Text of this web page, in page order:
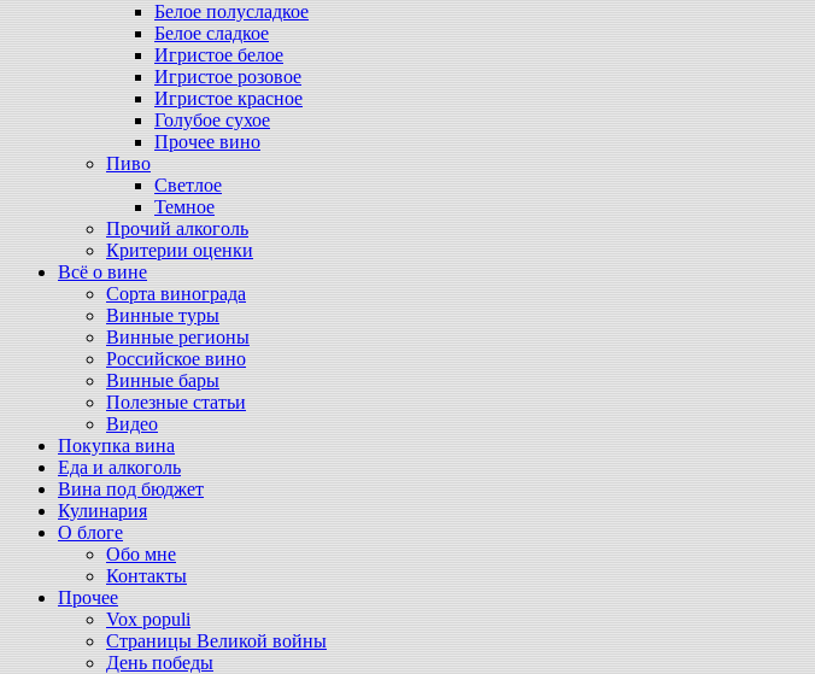
Белое полусладкое
Белое сладкое
Игристое белое
Игристое розовое
Игристое красное
Голубое сухое
Прочее вино
Пиво
Светлое
Темное
Прочий алкоголь
Критерии оценки
Всё о вине
Сорта винограда
Винные туры
Винные регионы
Российское вино
Винные бары
Полезные статьи
Видео
Покупка вина
Еда и алкоголь
Вина под бюджет
Кулинария
О блоге
Обо мне
Контакты
Прочее
Vox populi
Страницы Великой войны
День победы